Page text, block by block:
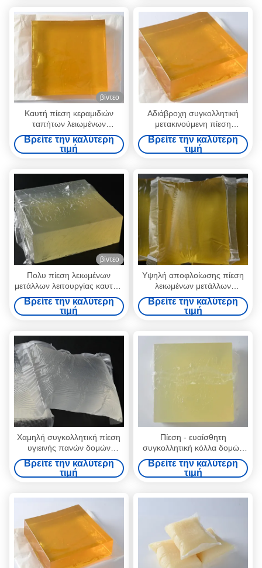
βίντεο
Καυτή πίεση κεραμιδιών
ταπήτων λειωμένων
μετάλλων - ευαίσθητη κόλλα
για το έγγραφο
διακοσμήσεων τοίχων
Βρείτε την καλύτερη
τιμή
Αδιάβροχη συγκολλητική
μετακινούμενη πίεση
λειωμένων μετάλλων PSA
καυτή - ευαίσθητη κόλλα
Βρείτε την καλύτερη
τιμή
βίντεο
Πολυ πίεση λειωμένων
μετάλλων λειτουργίας καυτή -
ευαίσθητη κόλλα για την
αυτοκόλλητη ετικέτα
Βρείτε την καλύτερη
τιμή
Υψηλή αποφλοίωσης πίεση
λειωμένων μετάλλων
δύναμης καυτή - ευαίσθητη
συγκολλητική κόλλα 4253-
34-3 εγγράφου τοίχων
Βρείτε την καλύτερη
τιμή
Χαμηλή συγκολλητική πίεση
υγιεινής πανών δομών
μυρωδιών - ευαίσθητη κόλλα
Βρείτε την καλύτερη
τιμή
Πίεση - ευαίσθητη
συγκολλητική κόλλα δομών
για την υγειονομική πετσέτα
Βρείτε την καλύτερη
τιμή